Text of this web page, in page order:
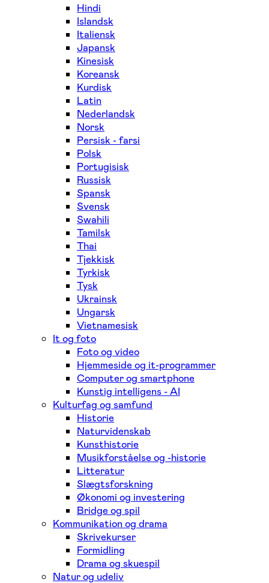
Hindi
Islandsk
Italiensk
Japansk
Kinesisk
Koreansk
Kurdisk
Latin
Nederlandsk
Norsk
Persisk - farsi
Polsk
Portugisisk
Russisk
Spansk
Svensk
Swahili
Tamilsk
Thai
Tjekkisk
Tyrkisk
Tysk
Ukrainsk
Ungarsk
Vietnamesisk
It og foto
Foto og video
Hjemmeside og it-programmer
Computer og smartphone
Kunstig intelligens - AI
Kulturfag og samfund
Historie
Naturvidenskab
Kunsthistorie
Musikforståelse og -historie
Litteratur
Slægtsforskning
Økonomi og investering
Bridge og spil
Kommunikation og drama
Skrivekurser
Formidling
Drama og skuespil
Natur og udeliv